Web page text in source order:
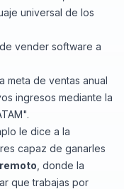
universal de los
vender software a
meta de ventas anual
ingresos mediante la
le dice a la
capaz de ganarles
, donde la
que trabajas por